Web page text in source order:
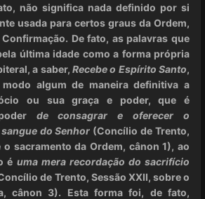
não significa nada definido por si
usada para certos graus da Ordem,
De fato, as palavras que
última idade como a forma própria
a saber, Recebe o Espírito Santo,
algum de maneira definitiva a
ou sua graça e poder, que é
de consagrar e oferecer o
do Senhor (Concílio de Trento,
o sacramento da Ordem, cânon 1), ao
é uma mera recordação do sacrifício
de Trento, Sessão XXII, sobre o
cânon 3). Esta forma foi, de fato,